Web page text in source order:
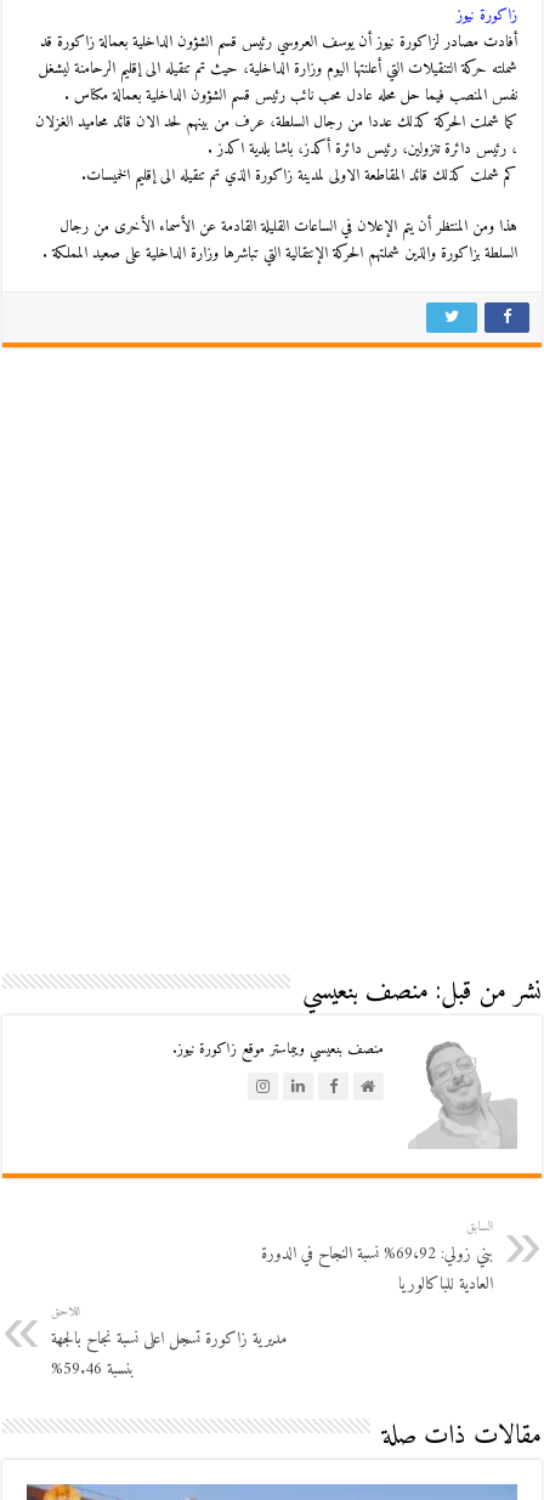
زاكورة نيوز
أفادت مصادر لزاكورة نيوز أن يوسف العروسي رئيس قسم الشؤون الداخلية بعمالة زاكورة قد
شملته حركة التنقيلات التي أعلنتها اليوم وزارة الداخلية، حيث تم تنقيله الى إقليم الرحامنة ليشغل
نفس المنصب فيما حل محله عادل محب نائب رئيس قسم الشؤون الداخلية بعمالة مكناس .
كما شملت الحركة كذلك عددا من رجال السلطة، عرف من بينهم لحد الان قائد محاميد الغزلان
، رئيس دائرة تنزولين، رئيس دائرة أكدز، باشا بلدية اكدز .
كم شملت كذلك قائد المقاطعة الاولى لمدينة زاكورة الذي تم تنقيله الى إقليم الخميسات.
هذا ومن المنتظر أن يتم الإعلان في الساعات القليلة القادمة عن الأسماء الأخرى من رجال
السلطة بزاكورة والذين شملتهم الحركة الإنتقالية التي تباشرها وزارة الداخلية على صعيد المملكة .
نشر من قبل: منصف بنعيسي
منصف بنعيسي ويبماستر موقع زاكورة نيوز.
السابق
بني زولي: 69،92% نسبة النجاح في الدورة
العادية للباكالوريا
اللاحق
مديرية زاكورة تسجل اعلى نسبة نجاح بالجهة
بنسبة 59.46%
مقالات ذات صلة